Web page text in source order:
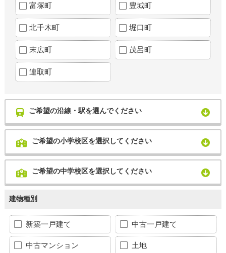
富塚町 豊城町
北千木町 堀口町
末広町 茂呂町
連取町
ご希望の沿線・駅を選んでください
ご希望の小学校区を選択してください
ご希望の中学校区を選択してください
建物種別
新築一戸建て 中古一戸建て
中古マンション 土地